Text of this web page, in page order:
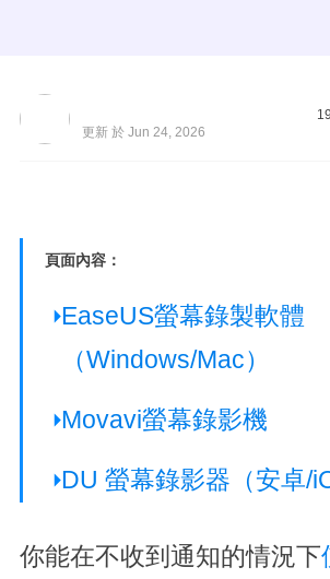
更新 於 Jun 24, 2026
頁面內容：
EaseUS螢幕錄製軟體
（Windows/Mac）
Movavi螢幕錄影機
DU 螢幕錄影器（安卓/
你能在不收到通知的情況下